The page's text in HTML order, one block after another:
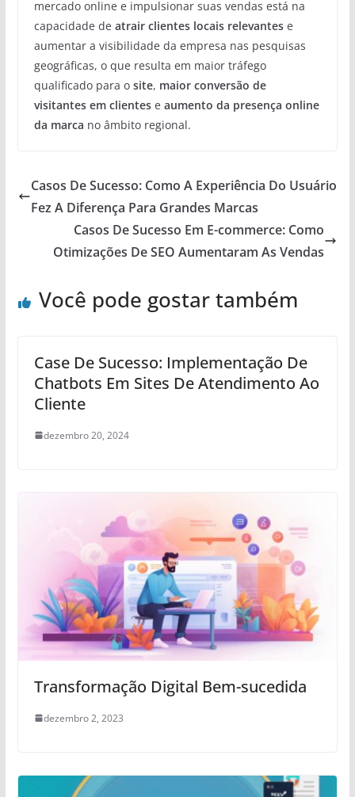
mercado online e impulsionar suas vendas está na
capacidade de atrair clientes locais relevantese
aumentar a visibilidade da empresa nas pesquisas
geográficas, o que resulta em maior tráfego
qualificado para o site, maior conversão de
visitantes em clientese aumento da presença online
da marca no âmbito regional.
Casos De Sucesso: Como A Experiência Do Usuário
Fez A Diferença Para Grandes Marcas
Casos De Sucesso Em E-commerce: Como
Otimizações De SEO Aumentaram As Vendas
Você pode gostar também
Case De Sucesso: Implementação De
Chatbots Em Sites De Atendimento Ao
Cliente
dezembro 20, 2024
Transformação Digital Bem-sucedida
dezembro 2, 2023